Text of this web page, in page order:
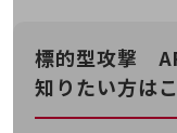
人材不足解消
業種・業態で探す
業種・業態で探すTOP
標的型攻撃
知りたい方は